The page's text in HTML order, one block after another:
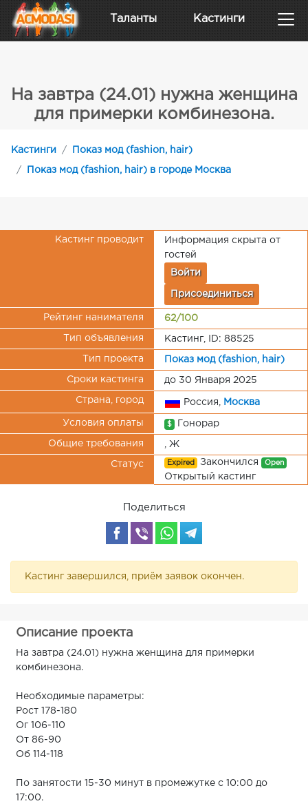
Таланты Кастинги
На завтра (24.01) нужна женщина
для примерки комбинезона.
Кастинги Показ мод (fashion, hair)
Показ мод (fashion, hair) в городе Москва
Кастинг проводит
Информация скрыта от
гостей
Войти
Присоединиться
Рейтинг нанимателя 62/100
Тип объявления Кастинг, ID: 88525
Тип проекта Показ мод (fashion, hair)
Сроки кастинга до 30 Января 2025
Страна, город Россия, Москва
Условия оплаты $ Гонорар
Общие требования , Ж
Статус Expired Закончился Open
Открытый кастинг
Поделиться
Кастинг завершился, приём заявок окончен.
Описание проекта
На завтра (24.01) нужна женщина для примерки
комбинезона.
Необходимые параметры:
Рост 178-180
Ог 106-110
От 86-90
Об 114-118
По занятости 15-30 минут в промежутке с 10:00 до
17:00.